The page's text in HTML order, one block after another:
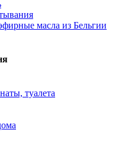
масла из Бельгии
туалета